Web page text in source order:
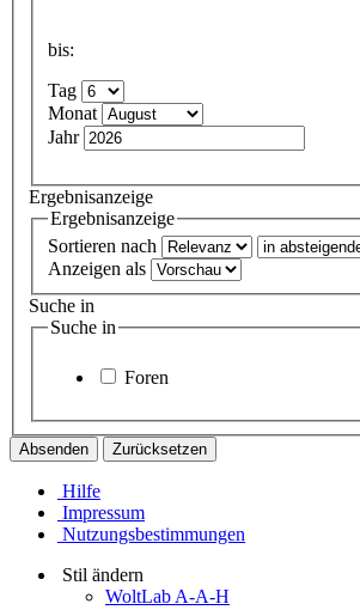
bis:
Tag
Monat
Jahr
Ergebnisanzeige
Ergebnisanzeige
Sortieren nach
Anzeigen als
Suche in
Suche in
Foren
Hilfe
Impressum
Nutzungsbestimmungen
Stil ändern
WoltLab A-A-H